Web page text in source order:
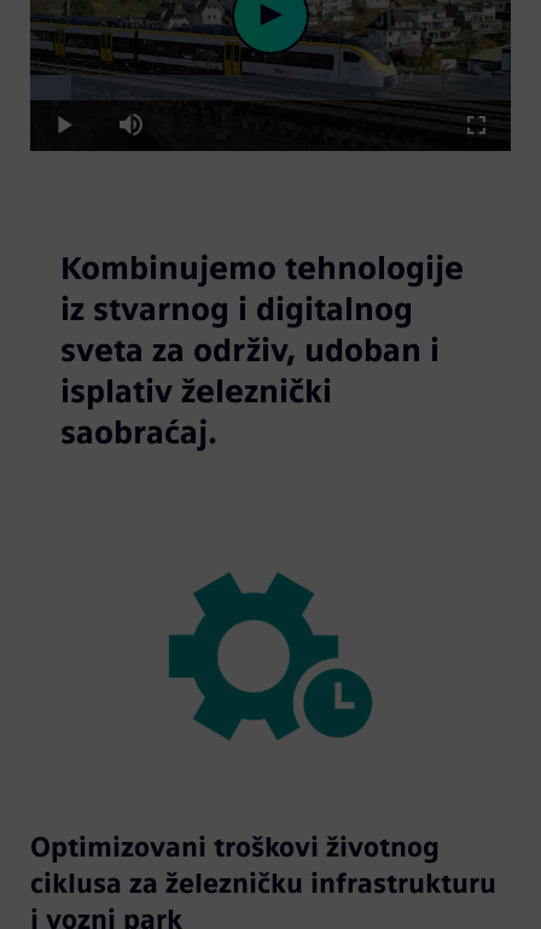
Play
Play Mute
8.67%
Kombinujemo tehnologije
iz stvarnog i digitalnog
sveta za održiv, udoban i
isplativ železnički
saobraćaj.
Optimizovani troškovi životnog
ciklusa za železničku infrastrukturu
i vozni park